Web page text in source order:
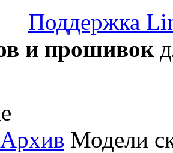
Поддержка
и прошивок
Архив Модели